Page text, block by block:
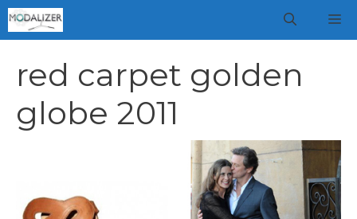
Vai
al
red carpet golden
globe 2011